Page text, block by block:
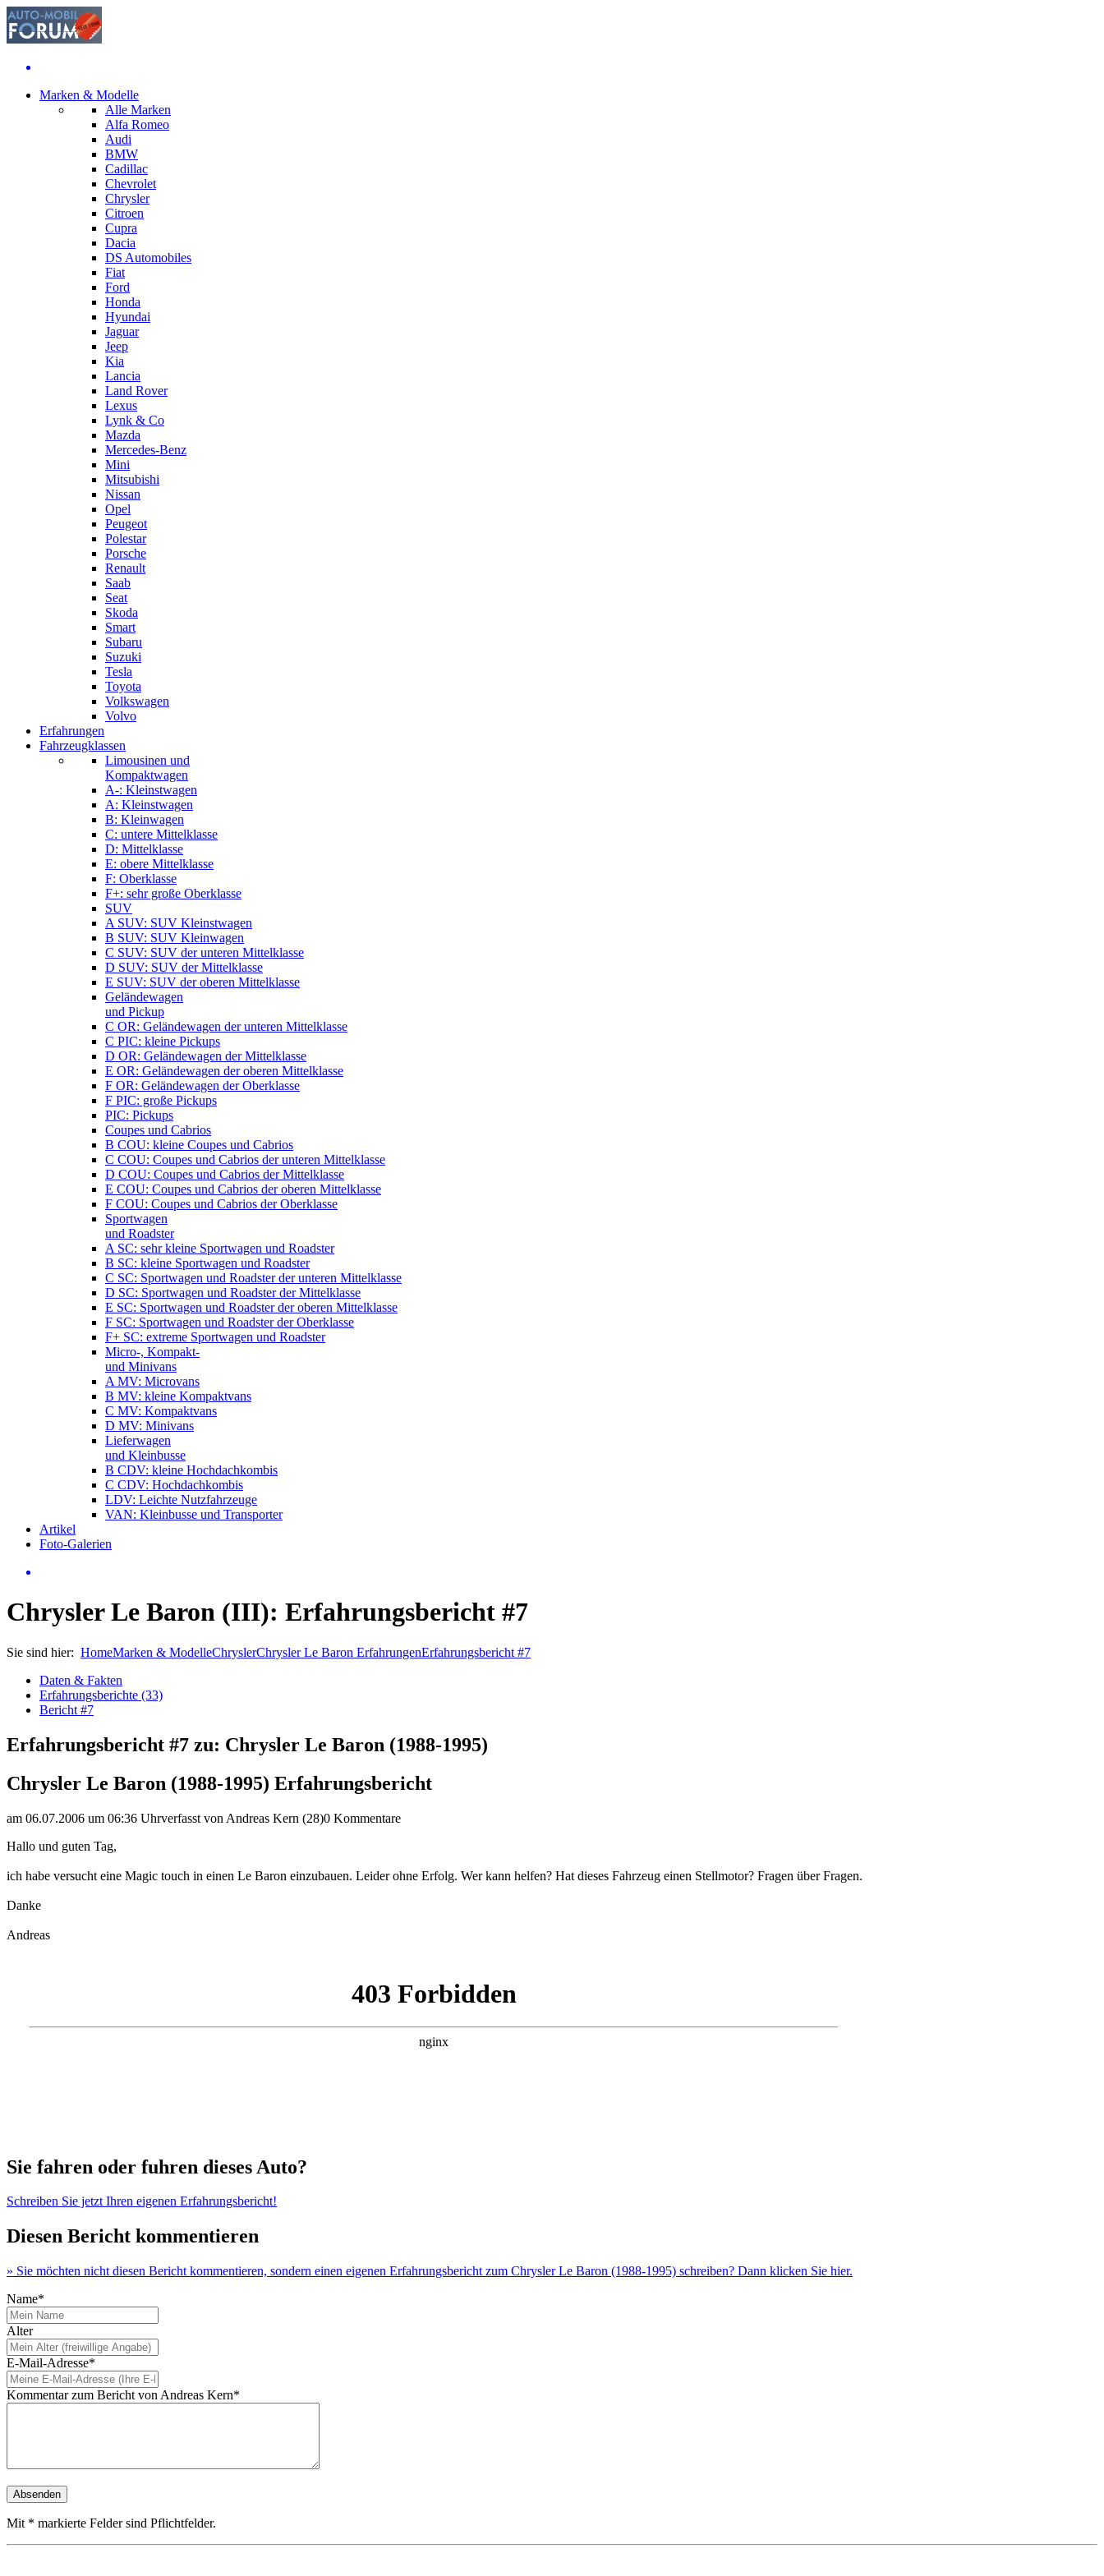
Marken & Modelle
Alle Marken
Alfa Romeo
Audi
BMW
Cadillac
Chevrolet
Chrysler
Citroen
Cupra
Dacia
DS Automobiles
Fiat
Ford
Honda
Hyundai
Jaguar
Jeep
Kia
Lancia
Land Rover
Lexus
Lynk & Co
Mazda
Mercedes-Benz
Mini
Mitsubishi
Nissan
Opel
Peugeot
Polestar
Porsche
Renault
Saab
Seat
Skoda
Smart
Subaru
Suzuki
Tesla
Toyota
Volkswagen
Volvo
Erfahrungen
Fahrzeugklassen
Limousinen und
Kompaktwagen
A-: Kleinstwagen
A: Kleinstwagen
B: Kleinwagen
C: untere Mittelklasse
D: Mittelklasse
E: obere Mittelklasse
F: Oberklasse
F+: sehr große Oberklasse
SUV
A SUV: SUV Kleinstwagen
B SUV: SUV Kleinwagen
C SUV: SUV der unteren Mittelklasse
D SUV: SUV der Mittelklasse
E SUV: SUV der oberen Mittelklasse
Geländewagen
und Pickup
C OR: Geländewagen der unteren Mittelklasse
C PIC: kleine Pickups
D OR: Geländewagen der Mittelklasse
E OR: Geländewagen der oberen Mittelklasse
F OR: Geländewagen der Oberklasse
F PIC: große Pickups
PIC: Pickups
Coupes und Cabrios
B COU: kleine Coupes und Cabrios
C COU: Coupes und Cabrios der unteren Mittelklasse
D COU: Coupes und Cabrios der Mittelklasse
E COU: Coupes und Cabrios der oberen Mittelklasse
F COU: Coupes und Cabrios der Oberklasse
Sportwagen
und Roadster
A SC: sehr kleine Sportwagen und Roadster
B SC: kleine Sportwagen und Roadster
C SC: Sportwagen und Roadster der unteren Mittelklasse
D SC: Sportwagen und Roadster der Mittelklasse
E SC: Sportwagen und Roadster der oberen Mittelklasse
F SC: Sportwagen und Roadster der Oberklasse
F+ SC: extreme Sportwagen und Roadster
Micro-, Kompakt-
und Minivans
A MV: Microvans
B MV: kleine Kompaktvans
C MV: Kompaktvans
D MV: Minivans
Lieferwagen
und Kleinbusse
B CDV: kleine Hochdachkombis
C CDV: Hochdachkombis
LDV: Leichte Nutzfahrzeuge
VAN: Kleinbusse und Transporter
Artikel
Foto-Galerien
Chrysler Le Baron (III): Erfahrungsbericht #7
Sie sind hier: HomeMarken & ModelleChryslerChrysler Le Baron ErfahrungenErfahrungsbericht #7
Daten & Fakten
Erfahrungsberichte (33)
Bericht #7
Erfahrungsbericht #7 zu: Chrysler Le Baron (1988-1995)
Chrysler Le Baron (1988-1995) Erfahrungsbericht
am 06.07.2006 um 06:36 Uhrverfasst von Andreas Kern (28)0 Kommentare
Hallo und guten Tag,
ich habe versucht eine Magic touch in einen Le Baron einzubauen. Leider ohne Erfolg. Wer kann helfen? Hat dieses Fahrzeug einen Stellmotor? Fragen über Fragen.
Danke
Andreas
Sie fahren oder fuhren dieses Auto?
Schreiben Sie jetzt Ihren eigenen Erfahrungsbericht!
Diesen Bericht kommentieren
» Sie möchten nicht diesen Bericht kommentieren, sondern einen eigenen Erfahrungsbericht zum Chrysler Le Baron (1988-1995) schreiben? Dann klicken Sie hier.
Name*
Alter
E-Mail-Adresse*
Kommentar zum Bericht von Andreas Kern*
Mit * markierte Felder sind Pflichtfelder.